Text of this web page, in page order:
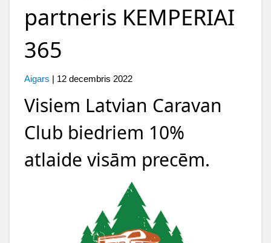
partneris KEMPERIAI
365
Aigars | 12 decembris 2022
Visiem Latvian Caravan
Club biedriem 10%
atlaide visām precēm.